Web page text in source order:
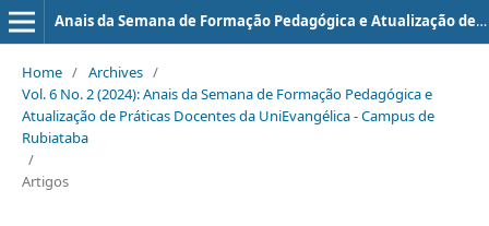
Anais da Semana de Formação Pedagógica e Atualização de Práticas Docentes da UniEvangélica - Campus de Rubiataba
Home / Archives /
Vol. 6 No. 2 (2024): Anais da Semana de Formação Pedagógica e
Atualização de Práticas Docentes da UniEvangélica - Campus de
Rubiataba
/
Artigos